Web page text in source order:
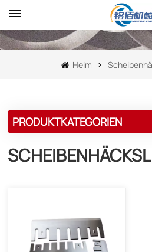
Heim
PRODUKTKATEGORIEN